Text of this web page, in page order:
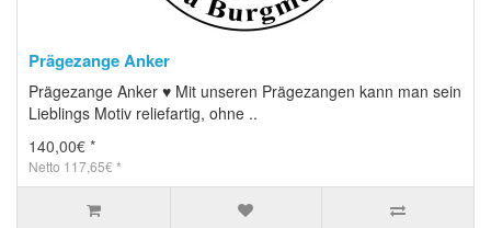
Prägezange Anker
Prägezange Anker ♥ Mit unseren Prägezangen kann man sein
Lieblings Motiv reliefartig, ohne ..
140,00€ *
Netto 117,65€ *